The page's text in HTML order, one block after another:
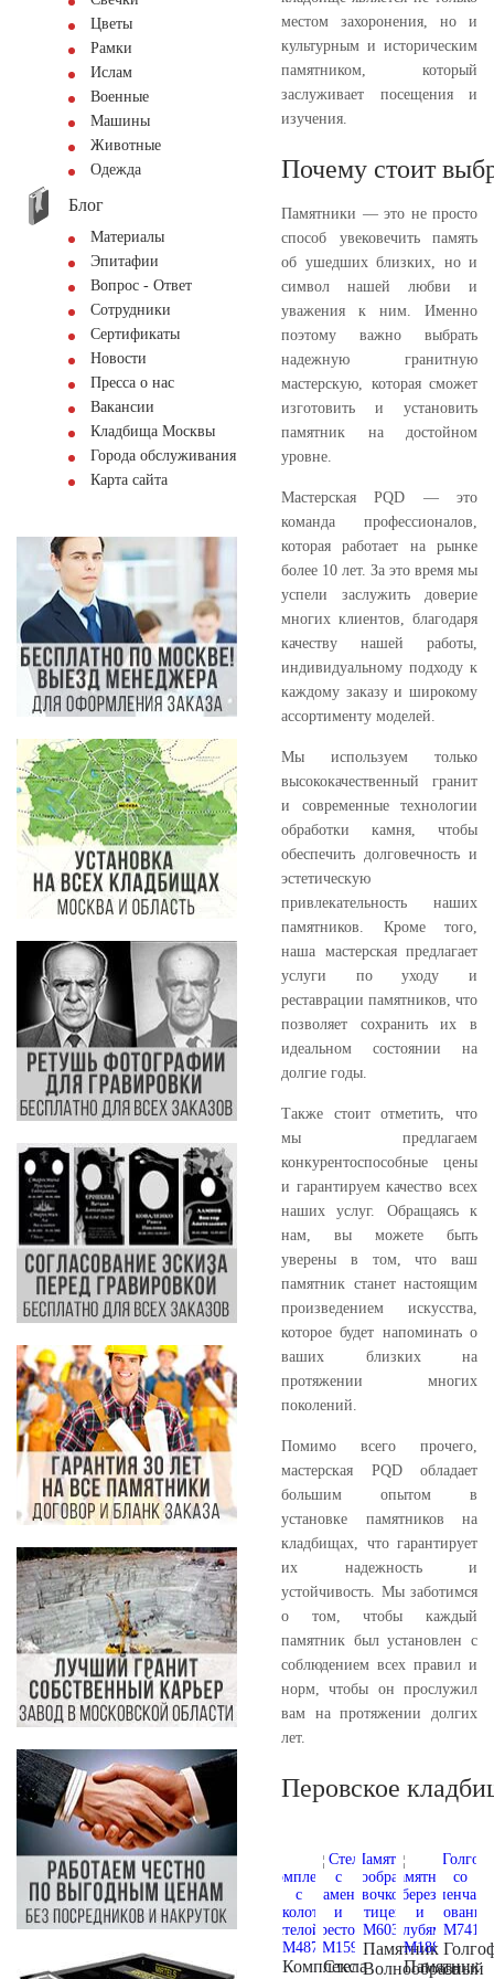
Цветы
Рамки
Ислам
Военные
Машины
Животные
Одежда
Блог
Материалы
Эпитафии
Вопрос - Ответ
Сотрудники
Сертификаты
Новости
Пресса о нас
Вакансии
Кладбища Москвы
Города обслуживания
Карта сайта
местом захоронения, но и
культурным и историческим
памятником, который
заслуживает посещения и
изучения.
Почему стоит
Памятники — это не просто
способ увековечить память
об ушедших близких, но и
символ нашей любви и
уважения к ним. Именно
поэтому важно выбрать
надежную гранитную
мастерскую, которая сможет
изготовить и установить
памятник на достойном
уровне.
Мастерская PQD — это
команда профессионалов,
которая работает на рынке
более 10 лет. За это время мы
успели заслужить доверие
многих клиентов, благодаря
качеству нашей работы,
индивидуальному подходу к
каждому заказу и широкому
ассортименту моделей.
Мы используем только
высококачественный гранит
и современные технологии
обработки камня, чтобы
обеспечить долговечность и
эстетическую
привлекательность наших
памятников. Кроме того,
наша мастерская предлагает
услуги по уходу и
реставрации памятников, что
позволяет сохранить их в
идеальном состоянии на
долгие годы.
Также стоит отметить, что
мы предлагаем
конкурентоспособные цены
и гарантируем качество всех
наших услуг. Обращаясь к
нам, вы можете быть
уверены в том, что ваш
памятник станет настоящим
произведением искусства,
которое будет напоминать о
ваших близких на
протяжении многих
поколений.
Помимо всего прочего,
мастерская PQD обладает
большим опытом в
установке памятников на
кладбищах, что гарантирует
их надежность и
устойчивость. Мы заботимся
о том, чтобы каждый
памятник был установлен с
соблюдением всех правил и
норм, чтобы он прослужил
вам на протяжении долгих
лет.
Перовское
Комплекс
Стела
Памятник
Волнообразный
Памятник
со